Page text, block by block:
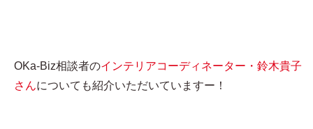
OKa-Biz相談者のインテリアコーディネーター・鈴木貴子
さんについても紹介いただいていますー！